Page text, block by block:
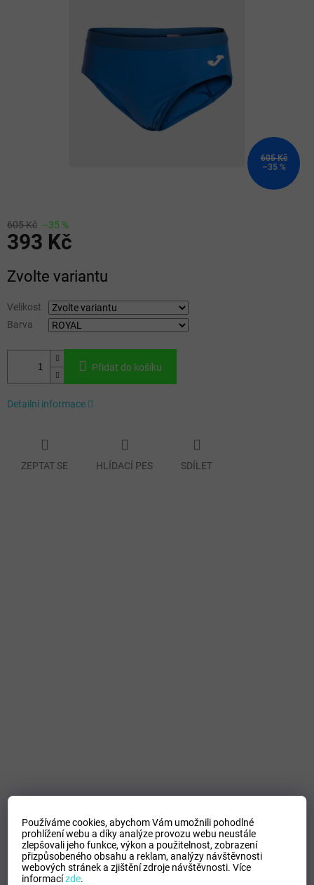
Používáme cookies, abychom Vám umožnili pohodlné
prohlížení webu a díky analýze provozu webu neustále
zlepšovali jeho funkce, výkon a použitelnost,zobrazení
přizpůsobeného obsahu a reklam, analýzy návštěvnosti
webových stránek a zjištění zdroje návštěvnosti.Více
informacízde.
hvězdiček.
605 Kč
–35 %
605 Kč –35 %
393 Kč
cena:
Zvolte variantu
Velikost
Barva
Přidat do košíku
Detailní informace
ZEPTAT SE HLÍDACÍ PES SDÍLET